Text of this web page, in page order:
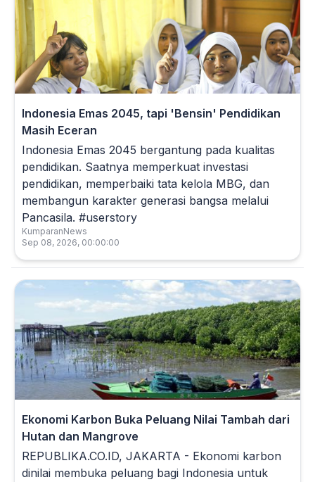
Indonesia Emas 2045, tapi 'Bensin' Pendidikan
Masih Eceran
Indonesia Emas 2045 bergantung pada kualitas
pendidikan. Saatnya memperkuat investasi
pendidikan, memperbaiki tata kelola MBG, dan
membangun karakter generasi bangsa melalui
Pancasila. #userstory
KumparanNews
Sep 08, 2026, 00:00:00
Ekonomi Karbon Buka Peluang Nilai Tambah dari
Hutan dan Mangrove
REPUBLIKA.CO.ID, JAKARTA - Ekonomi karbon
dinilai membuka peluang bagi Indonesia untuk